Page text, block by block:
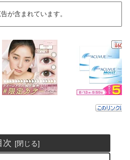
が含まれています。
次